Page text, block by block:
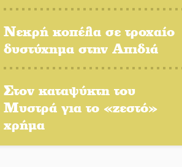
στον Αύγουστο του Λαχίου
Χασισοφυτεία στην
Παλαιοπαναγιά ξεσκέπασε η
Αστυνομία
Μπαρόκ μελωδίες κάτω από
την αυγουστιάτικη
Νεκρή κοπέλα σε τροχαίο
δυστύχημα στην Απιδιά
Στον καταψύκτη του
Μυστρά για το «ζεστό»
χρήμα